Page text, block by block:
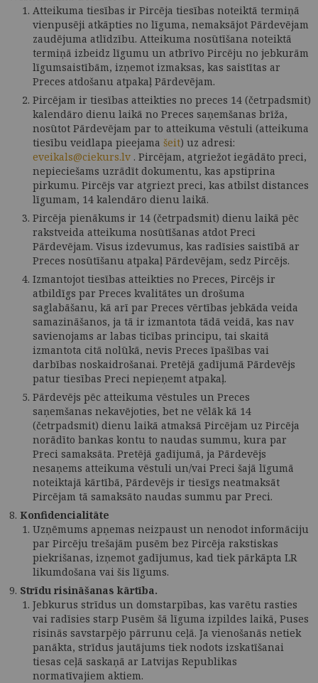
Atteikuma tiesības ir Pircēja tiesības noteiktā termiņā
vienpusēji atkāpties no līguma, nemaksājot Pārdevējam
zaudējuma atlīdzību. Atteikuma nosūtīšana noteiktā
termiņā izbeidz līgumu un atbrīvo Pircēju no jebkurām
līgumsaistībām, izņemot izmaksas, kas saistītas ar
Preces atdošanu atpakaļ Pārdevējam.
Pircējam ir tiesības atteikties no preces 14 (četrpadsmit)
kalendāro dienu laikā no Preces saņemšanas brīža,
nosūtot Pārdevējam par to atteikuma vēstuli (atteikuma
tiesību veidlapa pieejama šeit) uz adresi:
eveikals@ciekurs.lv . Pircējam, atgriežot iegādāto preci,
nepieciešams uzrādīt dokumentu, kas apstiprina
pirkumu. Pircējs var atgriezt preci, kas atbilst distances
līgumam, 14 kalendāro dienu laikā.
Pircēja pienākums ir 14 (četrpadsmit) dienu laikā pēc
rakstveida atteikuma nosūtīšanas atdot Preci
Pārdevējam. Visus izdevumus, kas radīsies saistībā ar
Preces nosūtīšanu atpakaļ Pārdevējam, sedz Pircējs.
Izmantojot tiesības atteikties no Preces, Pircējs ir
atbildīgs par Preces kvalitātes un drošuma
saglabāšanu, kā arī par Preces vērtības jebkāda veida
samazināšanos, ja tā ir izmantota tādā veidā, kas nav
savienojams ar labas ticības principu, tai skaitā
izmantota citā nolūkā, nevis Preces īpašības vai
darbības noskaidrošanai. Pretējā gadījumā Pārdevējs
patur tiesības Preci nepieņemt atpakaļ.
Pārdevējs pēc atteikuma vēstules un Preces
saņemšanas nekavējoties, bet ne vēlāk kā 14
(četrpadsmit) dienu laikā atmaksā Pircējam uz Pircēja
norādīto bankas kontu to naudas summu, kura par
Preci samaksāta. Pretējā gadījumā, ja Pārdevējs
nesaņems atteikuma vēstuli un/vai Preci šajā līgumā
noteiktajā kārtībā, Pārdevējs ir tiesīgs neatmaksāt
Pircējam tā samaksāto naudas summu par Preci.
Konfidencialitāte
Uzņēmums apņemas neizpaust un nenodot informāciju
par Pircēju trešajām pusēm bez Pircēja rakstiskas
piekrišanas, izņemot gadījumus, kad tiek pārkāpta LR
likumdošana vai šis līgums.
Strīdu risināšanas kārtība.
Jebkurus strīdus un domstarpības, kas varētu rasties
vai radīsies starp Pusēm šā līguma izpildes laikā, Puses
risinās savstarpējo pārrunu ceļā. Ja vienošanās netiek
panākta, strīdus jautājums tiek nodots izskatīšanai
tiesas ceļā saskaņā ar Latvijas Republikas
normatīvajiem aktiem.